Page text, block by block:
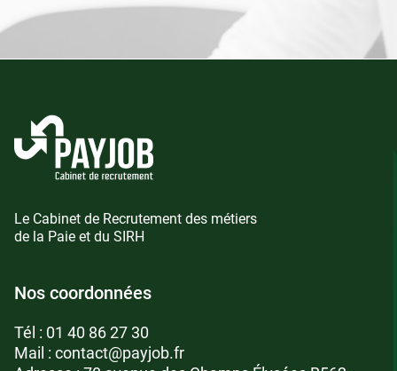
Le Cabinet de Recrutement des métiers
de la Paie et du SIRH
Nos coordonnées
Tél : 01 40 86 27 30
Mail : contact@payjob.fr